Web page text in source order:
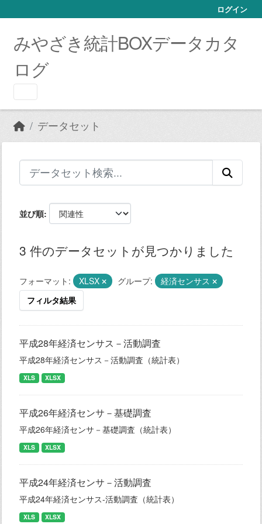
ログイン
みやざき統計BOXデータカタ
ログ
データセット
並び順
3 件のデータセットが見つかりました
フォーマット: XLSX グループ:
経済センサス
フィルタ結果
平成28年経済センサス－活動調査
平成28年経済センサス－活動調査（統計表）
XLS XLSX
平成26年経済センサ－基礎調査
平成26年経済センサ－基礎調査（統計表）
XLS XLSX
平成24年経済センサ－活動調査
平成24年経済センサス-活動調査（統計表）
XLS XLSX